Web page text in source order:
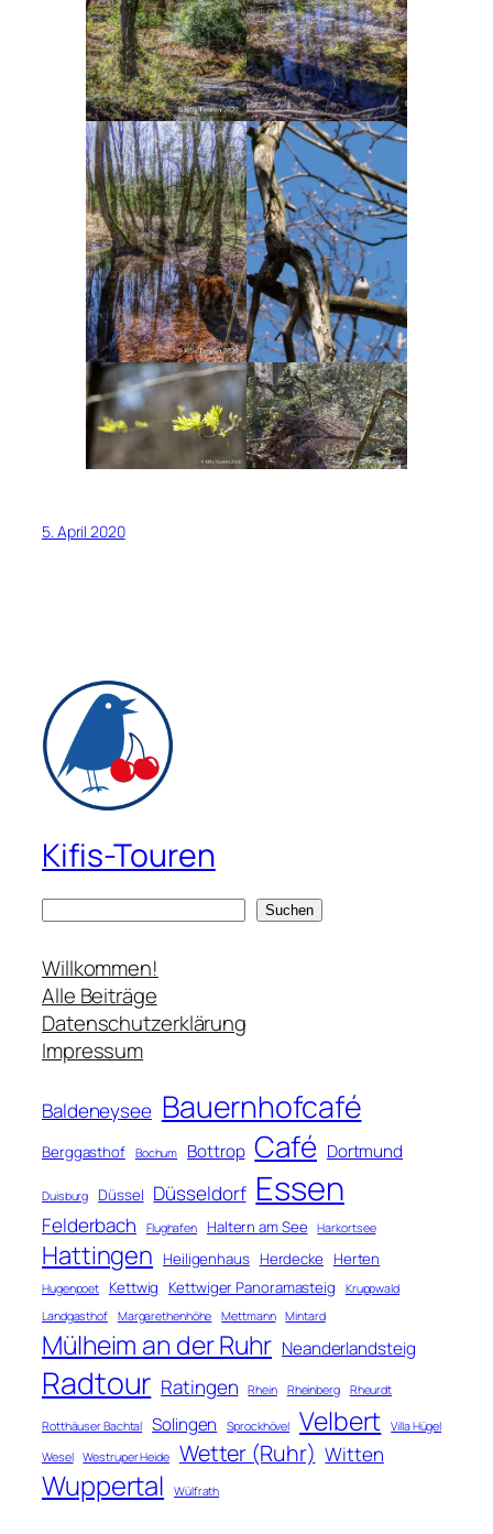
5. April 2020
Kifis-Touren
c
h
e
n
Suchen
Willkommen!
Alle Beiträge
Datenschutzerklärung
Impressum
Baldeneysee Bauernhofcafé
Berggasthof Bochum Bottrop Café Dortmund
Duisburg Düssel Düsseldorf Essen
Felderbach Flughafen Haltern am See Harkortsee
Hattingen Heiligenhaus Herdecke Herten
Hugenpoet Kettwig Kettwiger Panoramasteig
Kruppwald
Landgasthof
Margarethenhöhe Mettmann Mintard
Mülheim an der Ruhr Neanderlandsteig
Radtour Ratingen Rhein Rheinberg Rheurdt
Rotthäuser Bachtal Solingen Sprockhövel Velbert
Villa Hügel
Wesel
Westruper Heide Wetter (Ruhr) Witten
Wuppertal Wülfrath